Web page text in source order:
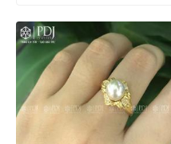
XEM CHI TIẾT